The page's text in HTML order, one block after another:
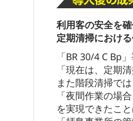
利用客の安全を
定期清掃におけ
「BR 30/4 C Bp
「現在は、定期
また階段清掃で
「夜間作業の場
を実現できたこ